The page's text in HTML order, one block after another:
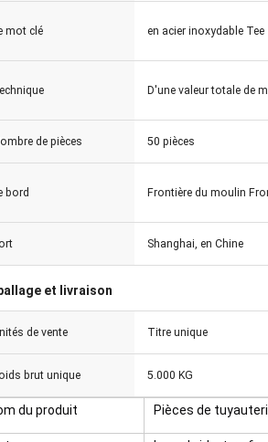
mot clé en acier inoxydable Tee
D'une valeur totale de
de pièces 50 pièces
bord Frontière du moulin
Shanghai, en Chine
et livraison
de vente Titre unique
brut unique 5.000 KG
du produit Pièces de